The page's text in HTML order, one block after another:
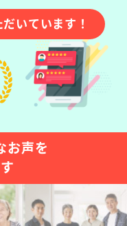
いています！
お声を